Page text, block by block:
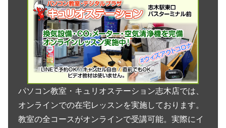
パソコン教室・キュリオステーション志木店では、
オンラインでの在宅レッスンを実施しております。
教室の全コースがオンラインで受講可能。実際にイ